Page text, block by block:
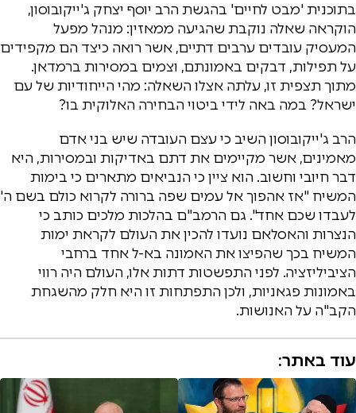
בתוכנית 'מבט לחיים' בהגשת הרב יוסף יצחק ג'ייקובוסון,
הוקראה שאלה נוקבת שהגיעה ממאזין: מנהל מפעל
המעסיק עובדים ערבים דתיים, אשר רואה כיצד הם מקפידים
על תפילות, דבקים באמונתם, וצמים במסירות ברמדאן.
מתוך תצפית זו, עלתה אצלו השאלה: מהי הייחודיות של עם
ישראל? במה באה לידי ביטוי הבחירה האלוקית בו?
הרב ג'ייקובוסון השיב כי עצם העובדה שיש בני אדם
מאמינים, אשר מקיימים את דתם באדיקות ובמסירות, היא
דבר חיובי וחשוב. הוא ציין כי הנביאים מתארים כי בימות
המשיח "אז אהפוך אל עמים שפה ברורה לקרוא כולם בשם ה'
לעבדו שכם אחד". גם הרמב"ם בהלכות מלכים כותב כי
הנצרות והאסלאם נועדו להכין את העולם לקראת ימות
המשיח בכך שהפיצו את האמונה בא-ל אחד ברחבי
הציביליזציה. לפני התפשטות דתות אלו, העולם היה רווי
באמונות פגאניות, ולכן התפתחות זו היא חלק מהשגחת
הקב"ה על האנושות.
עוד באתר: